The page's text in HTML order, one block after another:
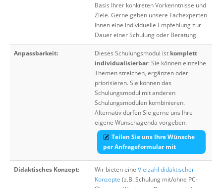
Basis Ihrer konkreten Vorkenntnisse und
Ziele. Gerne geben unsere Fachexperten
Ihnen eine individuelle Empfehlung zur
Dauer einer Schulung oder Beratung.
Anpassbarkeit: Dieses Schulungsmodul ist komplett
individualisierbar: Sie können einzelne
Themen streichen, ergänzen oder
priorisieren. Sie können das
Schulungsmodul mit anderen
Schulungsmodulen kombinieren.
Alternativ dürfen Sie gerne uns Ihre
eigene Wunschagenda vorgeben.
Teilen Sie uns Ihre Wünsche
per Anfrageformular mit
Didaktisches Konzept: Wir bieten eine Vielzahl didaktischer
Konzepte (z.B. Schulung mit/ohne PC-